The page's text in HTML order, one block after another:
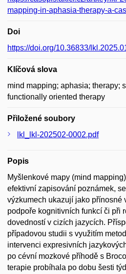
mapping-in-aphasia-therapy-a-
Doi
https://doi.org/10.36833/
Klíčová slova
mind mapping; aphasia; therapy;
functionally oriented therapy
Přiložené soubory
lkl_lkl-202502-0002.pdf
Popis
Myšlenkové mapy (mind
efektivní zapisování poznámek,
výzkumech ukazují jako přínosné
podpoře kognitivních funkcí či při
dovedností v cizích jazycích.
případovou studii s využitím
intervenci expresivních
po cévní mozkové příhodě s
terapie probíhala po dobu šesti